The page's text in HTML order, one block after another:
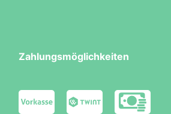
Zahlungsmöglichkeiten